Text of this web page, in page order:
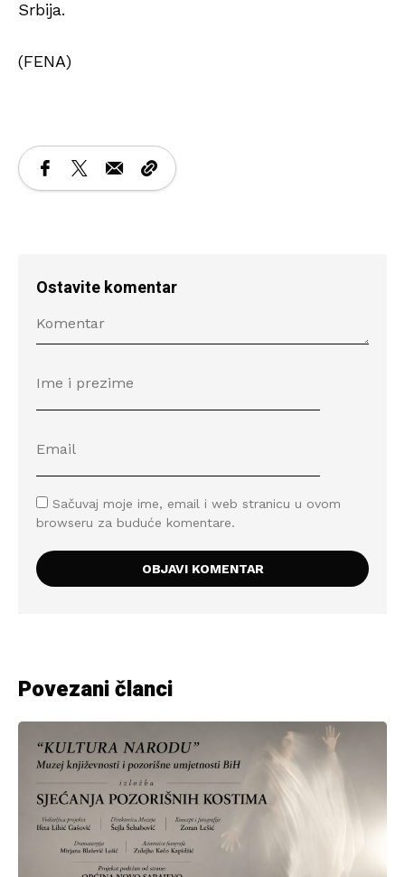
Srbija.
(FENA)
Ostavite komentar
Sačuvaj moje ime, email i web stranicu u ovom
browseru za buduće komentare.
Povezani članci